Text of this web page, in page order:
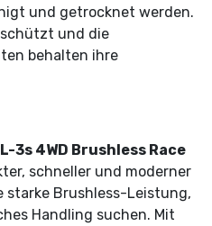
und getrocknet werden.
und die
behalten ihre
3s 4WD Brushless Race
schneller und moderner
starke Brushless-Leistung,
Handling suchen. Mit